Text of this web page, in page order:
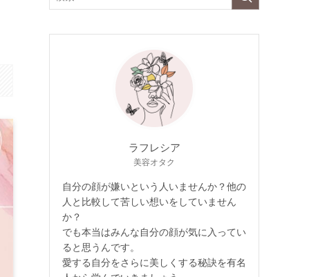
ラフレシア
美容オタク
自分の顔が嫌いという人いませんか？他の
人と比較して苦しい想いをしていません
か？
でも本当はみんな自分の顔が気に入ってい
ると思うんです。
愛する自分をさらに美しくする秘訣を有名